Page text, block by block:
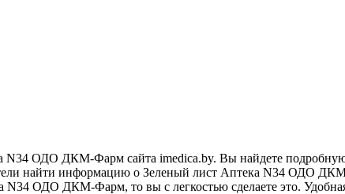
N34 ОДО ДКМ-Фарм сайта imedica.by. Вы найдете
найти информацию о Зеленый лист Аптека N34 ОДО
N34 ОДО ДКМ-Фарм, то вы с легкостью сделаете это.